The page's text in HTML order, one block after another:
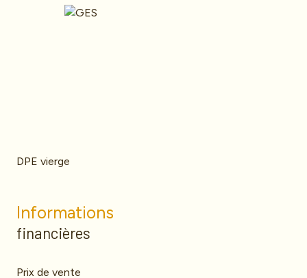
DPE vierge
Informations
financières
Prix de vente